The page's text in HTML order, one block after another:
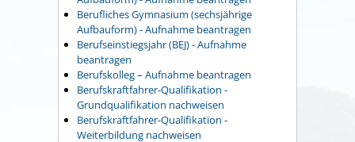
Berufliches Gymnasium (sechsjährige
Aufbauform) - Aufnahme beantragen
Berufseinstiegsjahr (BEJ) - Aufnahme
beantragen
Berufskolleg – Aufnahme beantragen
Berufskraftfahrer-Qualifikation -
Grundqualifikation nachweisen
Berufskraftfahrer-Qualifikation -
Weiterbildung nachweisen